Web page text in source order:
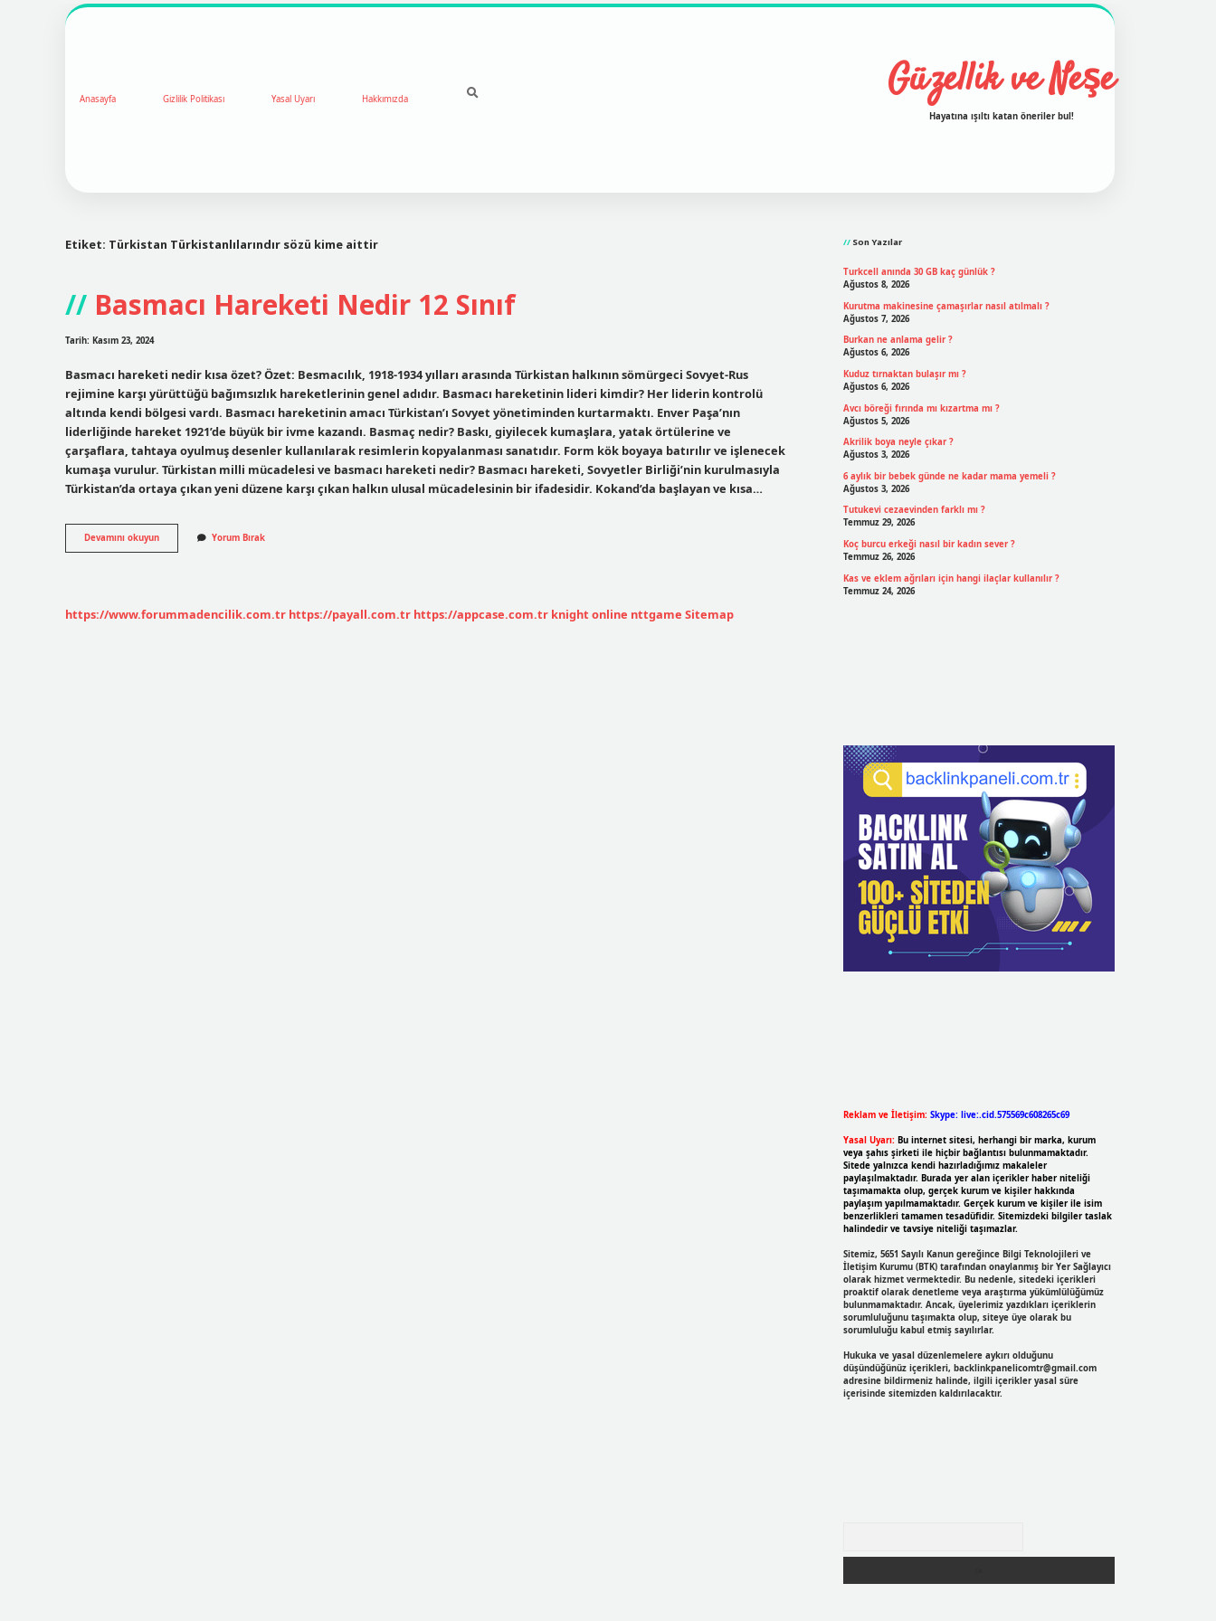
Anasayfa Gizlilik Politikası Yasal Uyarı Hakkımızda Güzellik ve Neşe
Hayatına ışıltı katan öneriler bul!
Etiket: Türkistan Türkistanlılarındır sözü kime aittir
Basmacı Hareketi Nedir 12 Sınıf
Tarih: Kasım 23, 2024
Basmacı hareketi nedir kısa özet? Özet: Besmacılık, 1918-1934 yılları arasında Türkistan halkının sömürgeci Sovyet-Rus
rejimine karşı yürüttüğü bağımsızlık hareketlerinin genel adıdır. Basmacı hareketinin lideri kimdir? Her liderin kontrolü
altında kendi bölgesi vardı. Basmacı hareketinin amacı Türkistan’ı Sovyet yönetiminden kurtarmaktı. Enver Paşa’nın
liderliğinde hareket 1921’de büyük bir ivme kazandı. Basmaç nedir? Baskı, giyilecek kumaşlara, yatak örtülerine ve
çarşaflara, tahtaya oyulmuş desenler kullanılarak resimlerin kopyalanması sanatıdır. Form kök boyaya batırılır ve işlenecek
kumaşa vurulur. Türkistan milli mücadelesi ve basmacı hareketi nedir? Basmacı hareketi, Sovyetler Birliği’nin kurulmasıyla
Türkistan’da ortaya çıkan yeni düzene karşı çıkan halkın ulusal mücadelesinin bir ifadesidir. Kokand’da başlayan ve kısa…
Devamını okuyunBasmacı
Hareketi
Yorum Bırak
https://www.forummadencilik.com.tr https://payall.com.tr https://appcase.com.tr knight online nttgame Sitemap
Son Yazılar
Turkcell anında 30 GB kaç günlük ?
Ağustos 8, 2026
Kurutma makinesine çamaşırlar nasıl atılmalı ?
Ağustos 7, 2026
Burkan ne anlama gelir ?
Ağustos 6, 2026
Kuduz tırnaktan bulaşır mı ?
Ağustos 6, 2026
Avcı böreği fırında mı kızartma mı ?
Ağustos 5, 2026
Akrilik boya neyle çıkar ?
Ağustos 3, 2026
6 aylık bir bebek günde ne kadar mama yemeli ?
Ağustos 3, 2026
Tutukevi cezaevinden farklı mı ?
Temmuz 29, 2026
Koç burcu erkeği nasıl bir kadın sever ?
Temmuz 26, 2026
Kas ve eklem ağrıları için hangi ilaçlar kullanılır ?
Temmuz 24, 2026
Reklam ve İletişim: Skype: live:.cid.575569c608265c69
Yasal Uyarı: Bu internet sitesi, herhangi bir marka, kurum
veya şahıs şirketi ile hiçbir bağlantısı bulunmamaktadır.
Sitede yalnızca kendi hazırladığımız makaleler
paylaşılmaktadır. Burada yer alan içerikler haber niteliği
taşımamakta olup, gerçek kurum ve kişiler hakkında
paylaşım yapılmamaktadır. Gerçek kurum ve kişiler ile isim
benzerlikleri tamamen tesadüfidir. Sitemizdeki bilgiler taslak
halindedir ve tavsiye niteliği taşımazlar.
Sitemiz, 5651 Sayılı Kanun gereğince Bilgi Teknolojileri ve
İletişim Kurumu (BTK) tarafından onaylanmış bir Yer Sağlayıcı
olarak hizmet vermektedir. Bu nedenle, sitedeki içerikleri
proaktif olarak denetleme veya araştırma yükümlülüğümüz
bulunmamaktadır. Ancak, üyelerimiz yazdıkları içeriklerin
sorumluluğunu taşımakta olup, siteye üye olarak bu
sorumluluğu kabul etmiş sayılırlar.
Hukuka ve yasal düzenlemelere aykırı olduğunu
düşündüğünüz içerikleri, backlinkpanelicomtr@gmail.com
adresine bildirmeniz halinde, ilgili içerikler yasal süre
içerisinde sitemizden kaldırılacaktır.